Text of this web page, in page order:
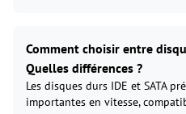
Comment choisir entre
Quelles différences ?
Les disques durs IDE et SATA
importantes en vitesse,